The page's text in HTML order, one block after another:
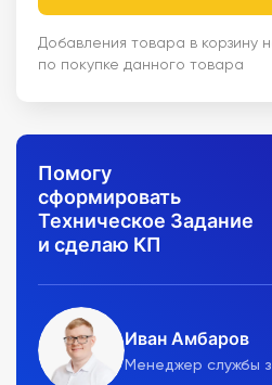
Добавления товара в корзину
по покупке данного товара
Помогу
сформировать
Техническое Задание
и сделаю КП
Иван Амбаров
Менеджер службы